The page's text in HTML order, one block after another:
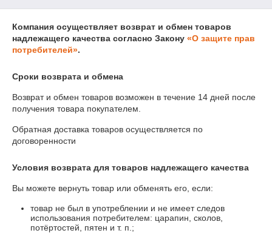
Компания осуществляет возврат и обмен товаров
надлежащего качества согласно Закону «О защите прав
потребителей».
Сроки возврата и обмена
Возврат и обмен товаров возможен в течение 14 дней после
получения товара покупателем.
Обратная доставка товаров осуществляется по
договоренности
Условия возврата для товаров надлежащего качества
Вы можете вернуть товар или обменять его, если:
товар не был в употреблении и не имеет следов
использования потребителем: царапин, сколов,
потёртостей, пятен и т. п.;